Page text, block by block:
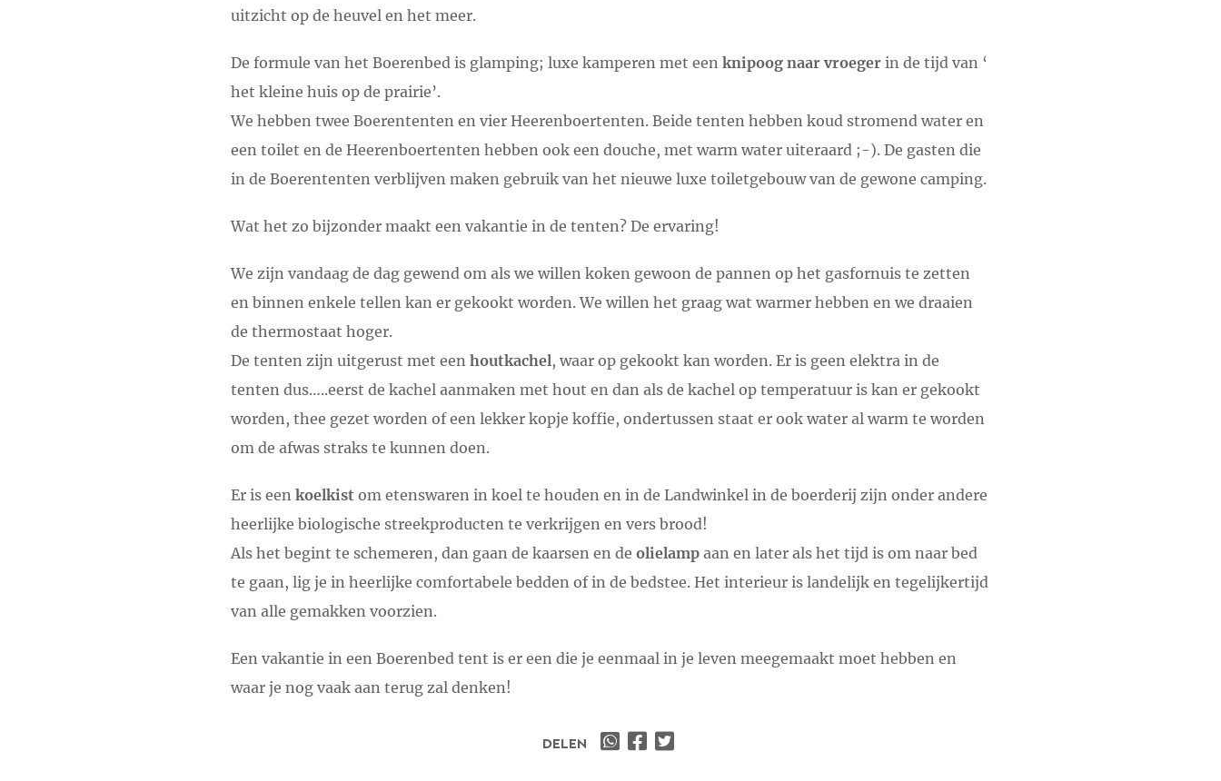
uitzicht op de heuvel en het meer.
De formule van het Boerenbed is glamping; luxe kamperen met een knipoog naar vroegerin de tijd van ‘
het kleine huis op de prairie’.
We hebben twee Boerententen en vier Heerenboertenten. Beide tenten hebben koud stromend water en
een toilet en de Heerenboertenten hebben ook een douche, met warm water uiteraard ;-). De gasten die
in de Boerententen verblijven maken gebruik van het nieuwe luxe toiletgebouw van de gewone camping.
Wat het zo bijzonder maakt een vakantie in de tenten? De ervaring!
We zijn vandaag de dag gewend om als we willen koken gewoon de pannen op het gasfornuis te zetten
en binnen enkele tellen kan er gekookt worden. We willen het graag wat warmer hebben en we draaien
de thermostaat hoger.
De tenten zijn uitgerust met een houtkachel, waar op gekookt kan worden. Er is geen elektra in de
tenten dus…..eerst de kachel aanmaken met hout en dan als de kachel op temperatuur is kan er gekookt
worden, thee gezet worden of een lekker kopje koffie, ondertussen staat er ook water al warm te worden
om de afwas straks te kunnen doen.
Er is een koelkistom etenswaren in koel te houden en in de Landwinkel in de boerderij zijn onder andere
heerlijke biologische streekproducten te verkrijgen en vers brood!
Als het begint te schemeren, dan gaan de kaarsen en de olielampaan en later als het tijd is om naar bed
te gaan, lig je in heerlijke comfortabele bedden of in de bedstee. Het interieur is landelijk en tegelijkertijd
van alle gemakken voorzien.
Een vakantie in een Boerenbed tent is er een die je eenmaal in je leven meegemaakt moet hebben en
waar je nog vaak aan terug zal denken!
DELEN